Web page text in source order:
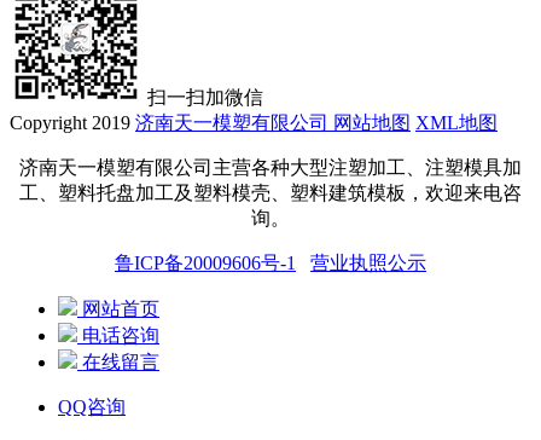
扫一扫加微信
Copyright 2019 济南天一模塑有限公司 网站地图 XML地图
济南天一模塑有限公司主营各种大型注塑加工、注塑模具加
工、塑料托盘加工及塑料模壳、塑料建筑模板，欢迎来电咨
询。
鲁ICP备20009606号-1 营业执照公示
网站首页
电话咨询
在线留言
QQ咨询